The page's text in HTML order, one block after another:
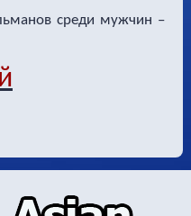
среди мужчин –